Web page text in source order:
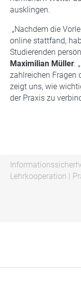
ausklingen.
„Nachdem die
online stattfand,
Studierenden
Maximilian Müller.
zahlreichen Fragen
zeigt uns, wie
der Praxis zu
Lehrkooperation |